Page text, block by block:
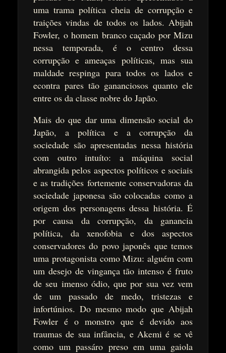
uma trama política cheia de corrupção e
traições vindas de todos os lados. Abijah
Fowler, o homem branco caçado por Mizu
nessa temporada, é o centro dessa
corrupção e ameaças políticas, mas sua
maldade respinga para todos os lados e
econtra pares tão gananciosos quanto ele
entre os da classe nobre do Japão.
Mais do que dar uma dimensão social do
Japão, a política e a corrupção da
sociedade são apresentadas nessa história
com outro intuíto: a máquina social
abrangida pelos aspectos políticos e sociais
e as tradições fortemente conservadoras da
sociedade japonesa são colocadas como a
origem dos personagens dessa história. É
por causa da corrupção, da ganancia
política, da xenofobia e dos aspectos
conservadores do povo japonês que temos
uma protagonista como Mizu: alguém com
um desejo de vingança tão intenso é fruto
de seu imenso ódio, que por sua vez vem
de um passado de medo, tristezas e
infortúnios. Do mesmo modo que Abijah
Fowler é o monstro que é devido aos
traumas de sua infância, e Akemi é se vê
como um passáro preso em uma gaiola